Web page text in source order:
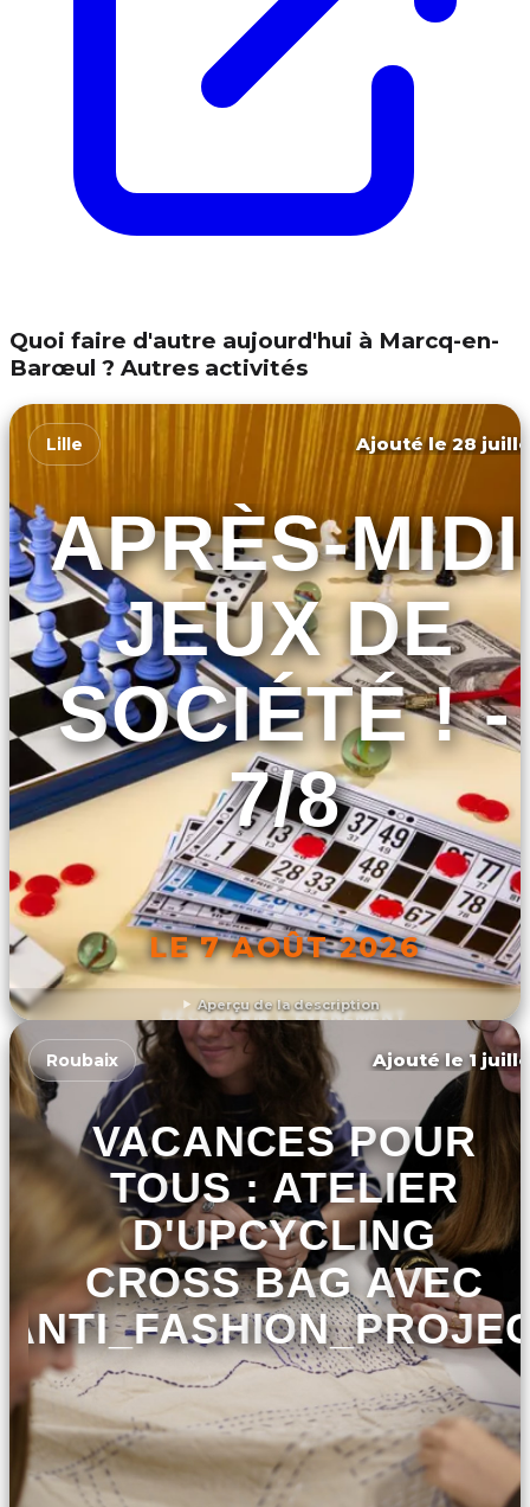
Quoi faire d'autre aujourd'hui à Marcq-en-
Barœul ? Autres activités
Aperçu de la description
Lille Ajouté le 28
APRÈS-MIDI
JEUX DE
SOCIÉTÉ ! -
7/8
LE 7 AOÛT 2026
DÉCOUVRIR L'ÉVÉNEMENT
Roubaix Ajouté le 1
VACANCES POUR
TOUS : ATELIER
D'UPCYCLING
CROSS BAG AVEC